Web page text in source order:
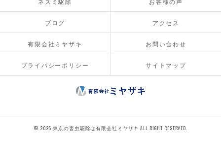
ブログ アクセス
有限会社ミヤザキ お問い合わせ
プライバシーポリシー サイトマップ
© 2026 東京の害虫駆除は有限会社ミヤザキ ALL RIGHT RESERVED.